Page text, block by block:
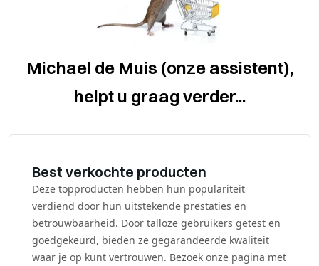
Michael de Muis (onze assistent),
helpt u graag verder...
Best verkochte producten
Deze topproducten hebben hun populariteit
verdiend door hun uitstekende prestaties en
betrouwbaarheid. Door talloze gebruikers getest en
goedgekeurd, bieden ze gegarandeerde kwaliteit
waar je op kunt vertrouwen. Bezoek onze pagina met